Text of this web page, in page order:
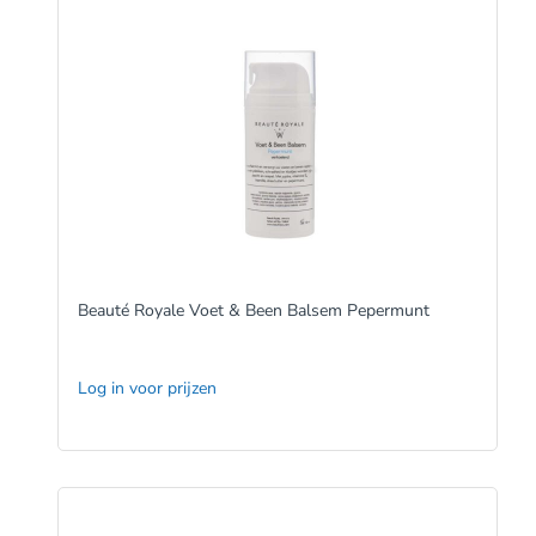
Beauté Royale Voet & Been Balsem Pepermunt
Log in voor prijzen